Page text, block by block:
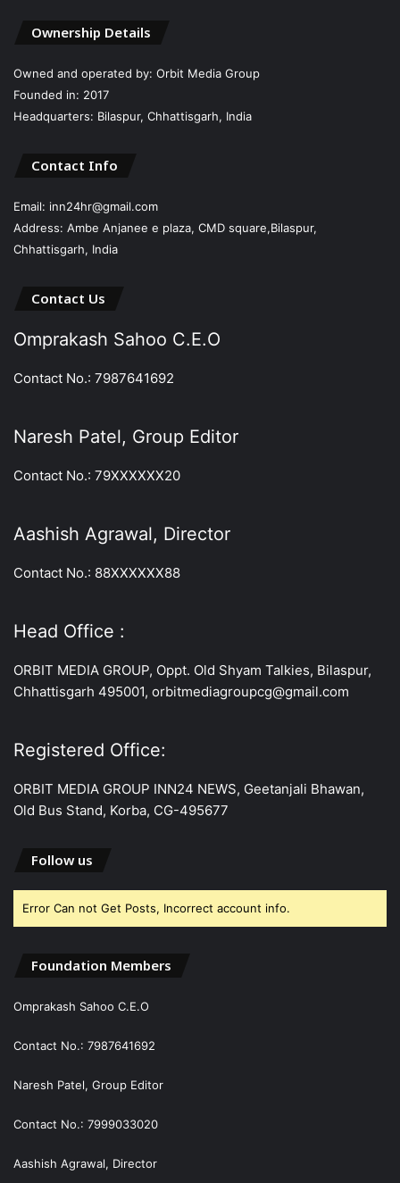
Ownership Details
Owned and operated by: Orbit Media Group
Founded in: 2017
Headquarters: Bilaspur, Chhattisgarh, India
Contact Info
Email: inn24hr@gmail.com
Address: Ambe Anjanee e plaza, CMD square,Bilaspur,
Chhattisgarh, India
Contact Us
Omprakash Sahoo C.E.O
Contact No.: 7987641692
Naresh Patel, Group Editor
Contact No.: 79XXXXXX20
Aashish Agrawal, Director
Contact No.: 88XXXXXX88
Head Office :
ORBIT MEDIA GROUP, Oppt. Old Shyam Talkies, Bilaspur,
Chhattisgarh 495001, orbitmediagroupcg@gmail.com
Registered Office:
ORBIT MEDIA GROUP INN24 NEWS, Geetanjali Bhawan,
Old Bus Stand, Korba, CG-495677
Follow us
Error Can not Get Posts, Incorrect account info.
Foundation Members
Omprakash Sahoo C.E.O
Contact No.: 7987641692
Naresh Patel, Group Editor
Contact No.: 7999033020
Aashish Agrawal, Director